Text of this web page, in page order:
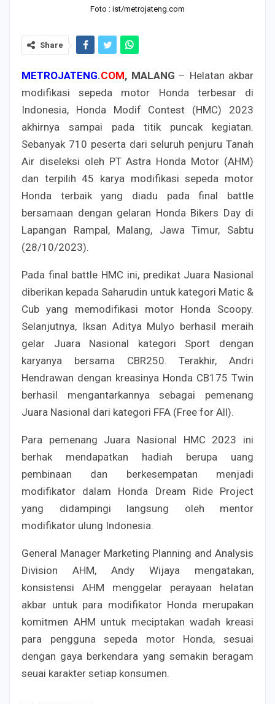
Foto : ist/metrojateng.com
Share
METROJATENG.COM, MALANG – Helatan akbar
modifikasi sepeda motor Honda terbesar di
Indonesia, Honda Modif Contest (HMC) 2023
akhirnya sampai pada titik puncak kegiatan.
Sebanyak 710 peserta dari seluruh penjuru Tanah
Air diseleksi oleh PT Astra Honda Motor (AHM)
dan terpilih 45 karya modifikasi sepeda motor
Honda terbaik yang diadu pada final battle
bersamaan dengan gelaran Honda Bikers Day di
Lapangan Rampal, Malang, Jawa Timur, Sabtu
(28/10/2023).
Pada final battle HMC ini, predikat Juara Nasional
diberikan kepada Saharudin untuk kategori Matic &
Cub yang memodifikasi motor Honda Scoopy.
Selanjutnya, Iksan Aditya Mulyo berhasil meraih
gelar Juara Nasional kategori Sport dengan
karyanya bersama CBR250. Terakhir, Andri
Hendrawan dengan kreasinya Honda CB175 Twin
berhasil mengantarkannya sebagai pemenang
Juara Nasional dari kategori FFA (Free for All).
Para pemenang Juara Nasional HMC 2023 ini
berhak mendapatkan hadiah berupa uang
pembinaan dan berkesempatan menjadi
modifikator dalam Honda Dream Ride Project
yang didampingi langsung oleh mentor
modifikator ulung Indonesia.
General Manager Marketing Planning and Analysis
Division AHM, Andy Wijaya mengatakan,
konsistensi AHM menggelar perayaan helatan
akbar untuk para modifikator Honda merupakan
komitmen AHM untuk meciptakan wadah kreasi
para pengguna sepeda motor Honda, sesuai
dengan gaya berkendara yang semakin beragam
seuai karakter setiap konsumen.